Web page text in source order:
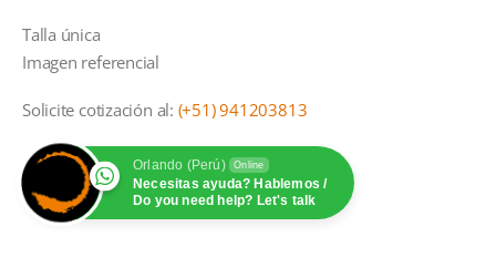
Talla única
Imagen referencial
Solicite cotización al: (+51) 941203813
Orlando (Perú) Online
Necesitas ayuda? Hablemos /
Do you need help? Let's talk